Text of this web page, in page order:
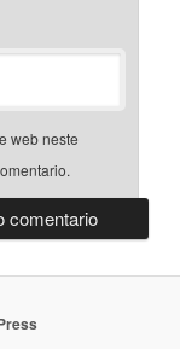
web neste